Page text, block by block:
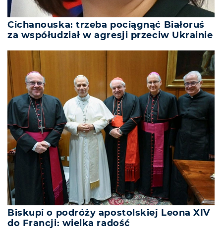
Cichanouska: trzeba pociągnąć Białoruś
za współudział w agresji przeciw Ukrainie
Biskupi o podróży apostolskiej Leona XIV
do Francji: wielka radość